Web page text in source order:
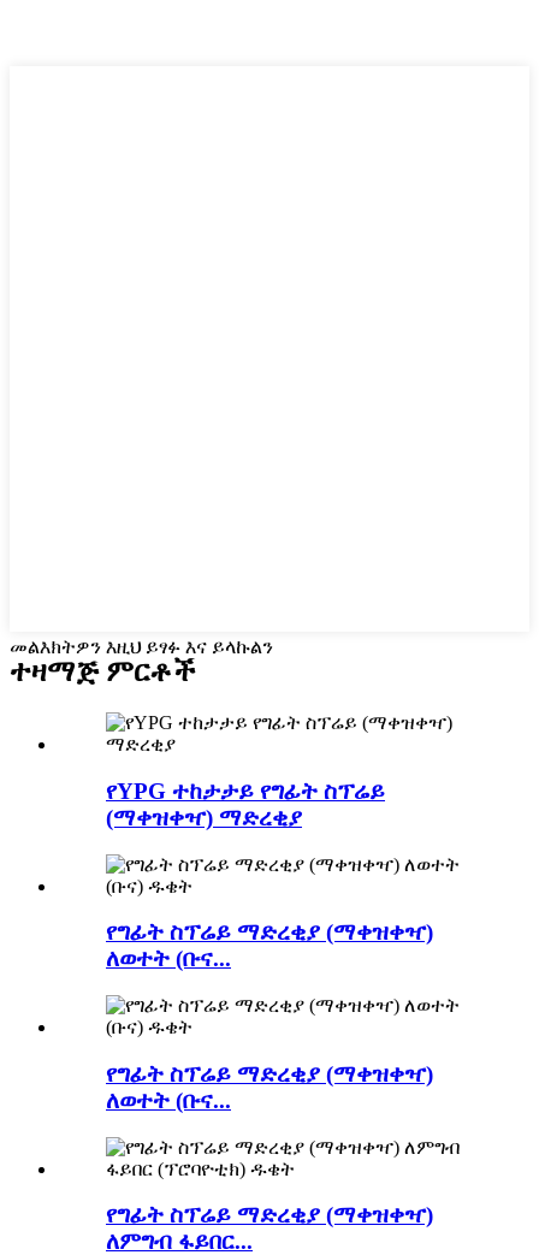
መልእክትዎን እዚህ ይፃፉ እና ይላኩልን
ተዛማጅ ምርቶች
የYPG ተከታታይ የግፊት ስፕሬይ
(ማቀዝቀዣ) ማድረቂያ
የግፊት ስፕሬይ ማድረቂያ (ማቀዝቀዣ)
ለወተት (ቡና...
የግፊት ስፕሬይ ማድረቂያ (ማቀዝቀዣ)
ለወተት (ቡና...
የግፊት ስፕሬይ ማድረቂያ (ማቀዝቀዣ)
ለምግብ ፋይበር...